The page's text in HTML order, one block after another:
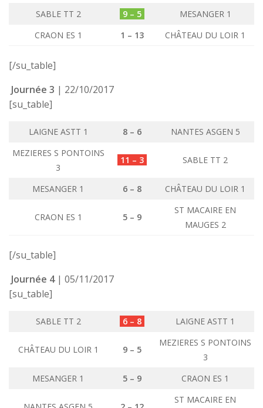
SABLE TT 2
9 – 5
MESANGER 1
CRAON ES 1
1 – 13 CHÂTEAU DU LOIR 1
[/su_table]
Journée 3 | 22/10/2017
[su_table]
LAIGNE ASTT 1 8 – 6
NANTES ASGEN 5
MEZIERES S PONTOINS
3
11 – 3 SABLE TT 2
MESANGER 1 6 – 8 CHÂTEAU DU LOIR 1
CRAON ES 1 5 – 9
ST MACAIRE EN
MAUGES 2
[/su_table]
Journée 4| 05/11/2017
[su_table]
SABLE TT 2 6 – 8 LAIGNE ASTT 1
CHÂTEAU DU LOIR 1 9 – 5
MEZIERES S PONTOINS
3
MESANGER 1
5 – 9 CRAON ES 1
ST MACAIRE EN